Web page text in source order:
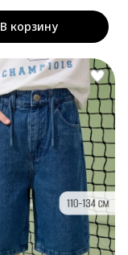
В корзину